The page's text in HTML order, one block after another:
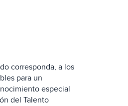
corresponda, a los
para un
especial
del Talento